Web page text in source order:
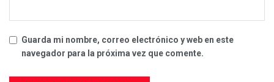
Guarda mi nombre, correo electrónico y web en este
navegador para la próxima vez que comente.